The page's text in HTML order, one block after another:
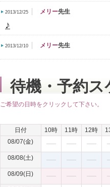
2013/12/25 メリー先生
♪
2013/12/10 メリー先生
待機・予約
ご希望の日時をクリックして下さい。
日付 10時 11時 12時
08/07(金)
08/08(土)
08/09(日)